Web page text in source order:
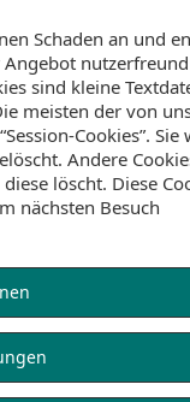
at the
touch.
Schaden an und
Angebot
sind kleine
meisten der von
Cookies”. Sie
Andere
löscht. Diese
nächsten Besuch